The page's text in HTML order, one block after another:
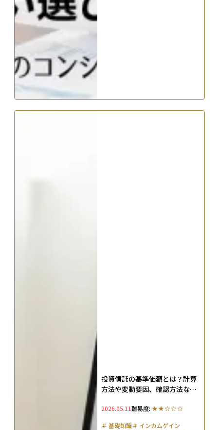
投資信託の基準価額とは？計算
方法や変動要因、確認方法など
2026.05.11難易度:
＃ 基礎知識＃ インカムゲイン